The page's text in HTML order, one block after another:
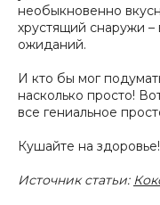
необыкновенно
хрустящий снаружи –
ожиданий.
И кто бы мог
насколько просто!
все гениальное
Кушайте на здоровье!
Источник cтатьи: